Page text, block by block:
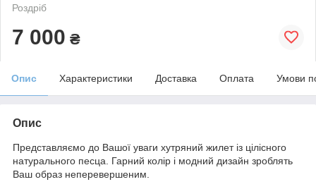
Роздріб
7 000 ₴
Опис Характеристики Доставка Оплата Умови
Опис
Представляємо до Вашої уваги хутряний жилет із цілісного
натурального песца. Гарний колір і модний дизайн зроблять
Ваш образ неперевершеним.